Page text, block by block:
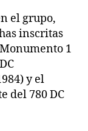
el grupo,
inscritas
1
y el
del 780 DC